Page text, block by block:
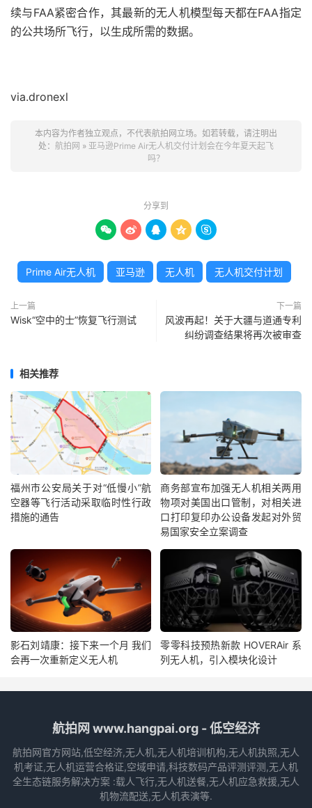
续与FAA紧密合作，其最新的无人机模型每天都在FAA指定
的公共场所飞行，以生成所需的数据。
via.dronexl
本内容为作者独立观点，不代表航拍网立场。如若转载，请注明出
处： 航拍网 » 亚马逊Prime Air无人机交付计划会在今年夏天起飞
吗？
分享到
    
Prime Air无人机 亚马逊 无人机 无人机交付计划
上一篇
Wisk“空中的士”恢复飞行测试
下一篇
风波再起！关于大疆与道通专利
纠纷调查结果将再次被审查
相关推荐
福州市公安局关于对“低慢小”航
空器等飞行活动采取临时性行政
措施的通告
商务部宣布加强无人机相关两用
物项对美国出口管制，对相关进
口打印复印办公设备发起对外贸
易国家安全立案调查
影石刘靖康：接下来一个月 我们
会再一次重新定义无人机
零零科技预热新款 HOVERAir 系
列无人机，引入模块化设计
航拍网 www.hangpai.org - 低空经济
航拍网官方网站,低空经济,无人机,无人机培训机构,无人机执照,无人
机考证,无人机运营合格证,空域申请,科技数码产品评测评测,无人机
全生态链服务解决方案 :载人飞行,无人机送餐,无人机应急救援,无人
机物流配送,无人机表演等.